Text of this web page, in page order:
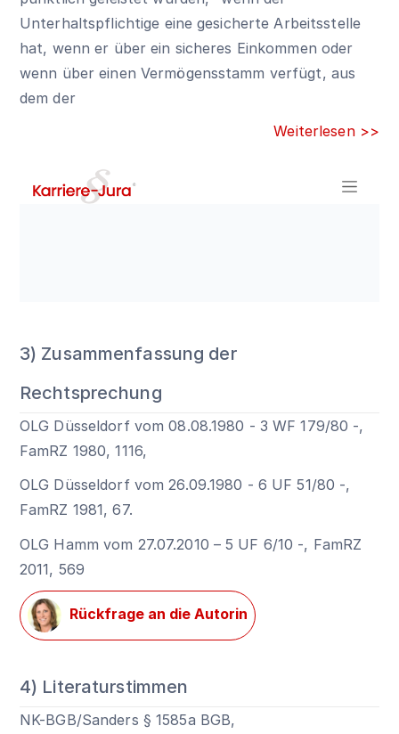
Unterhaltspflichtige eine gesicherte Arbeitsstelle
hat, wenn er über ein sicheres Einkommen oder
wenn über einen Vermögensstamm verfügt, aus
dem der
Weiterlesen >>
3) Zusammenfassung der
Rechtsprechung
OLG Düsseldorf vom 08.08.1980 - 3 WF 179/80 -,
FamRZ 1980, 1116,
OLG Düsseldorf vom 26.09.1980 - 6 UF 51/80 -,
FamRZ 1981, 67.
OLG Hamm vom 27.07.2010 – 5 UF 6/10 -, FamRZ
2011, 569
Rückfrage an die Autorin
4) Literaturstimmen
NK-BGB/Sanders § 1585a BGB,